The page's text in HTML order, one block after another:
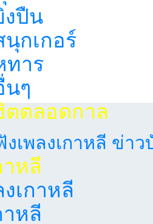
งปืน
นุกเกอร์
ทาร
นๆ
ตตลอดกาล
เพลงเกาหลี ข่าว
าหลี
เกาหลี
าหลี